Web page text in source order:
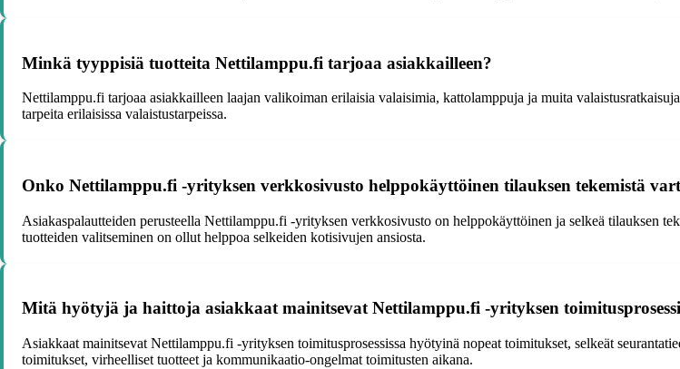
Minkä tyyppisiä tuotteita Nettilamppu.fi tarjoaa asiakkailleen?
Nettilamppu.fi tarjoaa asiakkailleen laajan valikoiman erilaisia valaisimia, kattolamppuja ja muita
tarpeita erilaisissa valaistustarpeissa.
Onko Nettilamppu.fi -yrityksen verkkosivusto helppokäyttöinen tilauksen tekemistä
Asiakaspalautteiden perusteella Nettilamppu.fi -yrityksen verkkosivusto on helppokäyttöinen ja selkeä tilauksen
tuotteiden valitseminen on ollut helppoa selkeiden kotisivujen ansiosta.
Mitä hyötyjä ja haittoja asiakkaat mainitsevat Nettilamppu.fi -yrityksen
Asiakkaat mainitsevat Nettilamppu.fi -yrityksen toimitusprosessissa hyötyinä nopeat toimitukset, selkeät
toimitukset, virheelliset tuotteet ja kommunikaatio-ongelmat toimitusten aikana.